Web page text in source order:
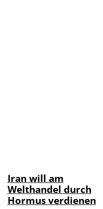
Iran will am
Welthandel durch
Hormus verdienen